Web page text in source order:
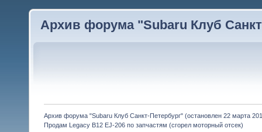
Архив форума "Subaru Клуб
Архив форума "Subaru Клуб Санкт-Петербург" (остановлен 22 марта
Продам Legacy B12 EJ-206 по запчастям (сгорел моторный отсек)